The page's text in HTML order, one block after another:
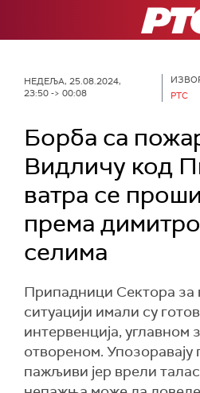
РТС
НЕДЕЉА, 25.08.2024,
23:50 -> 00:08
РТС
Борба са
Видличу код
ватра се
према
селима
Припадници Сектора за
ситуацији имали су
интервенција, углавном
отвореном. Упозоравају
пажљиви јер врели талас